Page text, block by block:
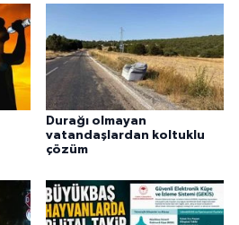
Durağı olmayan
vatandaşlardan koltuklu
çözüm